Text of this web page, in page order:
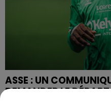
ASSE : UN
DEMANDER LE